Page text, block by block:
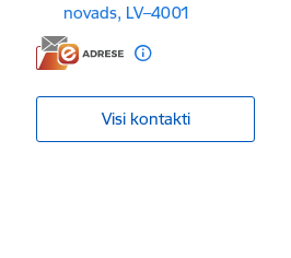
novads, LV–4001
Visi kontakti